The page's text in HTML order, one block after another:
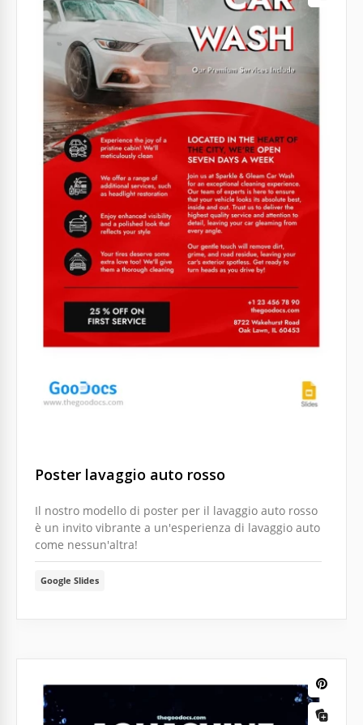
Poster lavaggio auto rosso
Il nostro modello di poster per il lavaggio auto rosso
è un invito vibrante a un'esperienza di lavaggio auto
come nessun'altra!
Google Slides